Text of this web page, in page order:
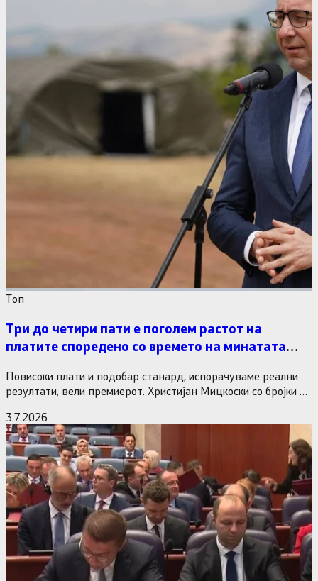
Tоп
Три до четири пати е поголем растот на
платите споредено со времето на минатата
Повисоки плати и подобар станард, испорачуваме реални
резултати, вели премиерот. Христијан Мицкоски со бројки и
3.7.2026